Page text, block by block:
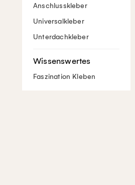
Anschlusskleber
Universalkleber
Unterdachkleber
Faszination Kleben